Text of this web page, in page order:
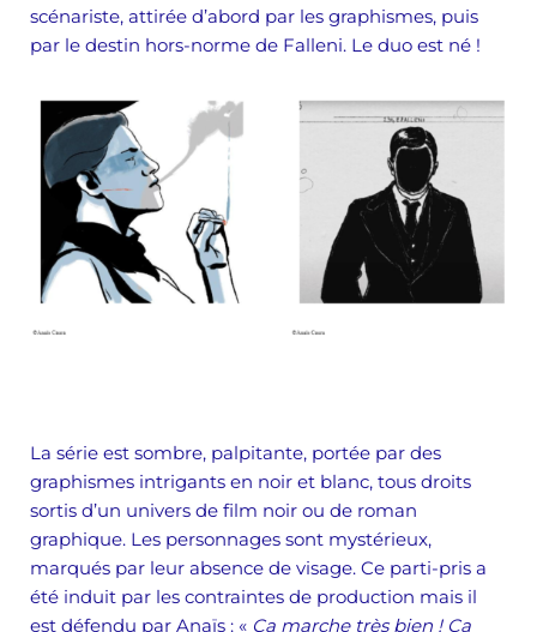
scénariste, attirée d’abord par les graphismes, puis
par le destin hors-norme de Falleni. Le duo est né !
La série est sombre, palpitante, portée par des
graphismes intrigants en noir et blanc, tous droits
sortis d’un univers de film noir ou de roman
graphique. Les personnages sont mystérieux,
marqués par leur absence de visage. Ce parti-pris a
été induit par les contraintes de production mais il
est défendu par Anaïs : « Ça marche très bien ! Ça